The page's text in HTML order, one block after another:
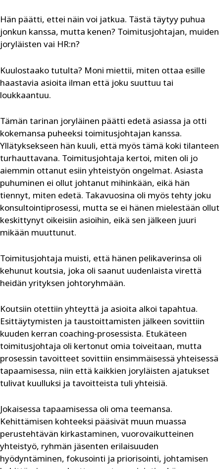
Hän päätti, ettei näin voi jatkua. Tästä täytyy puhua
jonkun kanssa, mutta kenen? Toimitusjohtajan, muiden
joryläisten vai HR:n?
Kuulostaako tutulta? Moni miettii, miten ottaa esille
haastavia asioita ilman että joku suuttuu tai
loukkaantuu.
Tämän tarinan joryläinen päätti edetä asiassa ja otti
kokemansa puheeksi toimitusjohtajan kanssa.
Yllätyksekseen hän kuuli, että myös tämä koki tilanteen
turhauttavana. Toimitusjohtaja kertoi, miten oli jo
aiemmin ottanut esiin yhteistyön ongelmat. Asiasta
puhuminen ei ollut johtanut mihinkään, eikä hän
tiennyt, miten edetä. Takavuosina oli myös tehty joku
konsultointiprosessi, mutta se ei hänen mielestään ollut
keskittynyt oikeisiin asioihin, eikä sen jälkeen juuri
mikään muuttunut.
Toimitusjohtaja muisti, että hänen pelikaverinsa oli
kehunut koutsia, joka oli saanut uudenlaista virettä
heidän yrityksen johtoryhmään.
Koutsiin otettiin yhteyttä ja asioita alkoi tapahtua.
Esittäytymisten ja taustoittamisten jälkeen sovittiin
kuuden kerran coaching-prosessista. Etukäteen
toimitusjohtaja oli kertonut omia toiveitaan, mutta
prosessin tavoitteet sovittiin ensimmäisessä yhteisessä
tapaamisessa, niin että kaikkien joryläisten ajatukset
tulivat kuulluksi ja tavoitteista tuli yhteisiä.
Jokaisessa tapaamisessa oli oma teemansa.
Kehittämisen kohteeksi pääsivät muun muassa
perustehtävän kirkastaminen, vuorovaikutteinen
yhteistyö, ryhmän jäsenten erilaisuuden
hyödyntäminen, fokusointi ja priorisointi, johtamisen